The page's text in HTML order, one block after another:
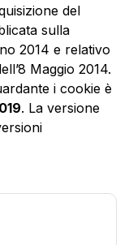
del
sulla
2014 e relativo
Maggio 2014.
i cookie è
. La versione